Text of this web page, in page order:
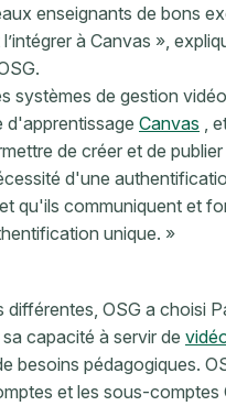
enseignants de bons
à Canvas »,
systèmes de gestion
d'apprentissage Canvas ,
de créer et de
d'une
qu'ils communiquent et
unique. »
OSG a choisi
capacité à servir de
besoins pédagogiques.
et les sous-